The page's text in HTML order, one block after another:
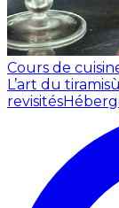
Cours de
L’art du
revisités